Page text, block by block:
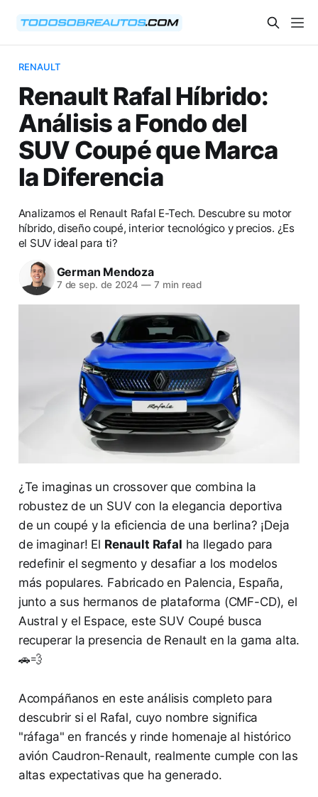
RENAULT
Renault Rafal Híbrido:
Análisis a Fondo del
SUV Coupé que Marca
la Diferencia
Analizamos el Renault Rafal E-Tech. Descubre su motor
híbrido, diseño coupé, interior tecnológico y precios. ¿Es
el SUV ideal para ti?
German Mendoza
7 de sep. de 2024 — 7 min read
¿Te imaginas un crossover que combina la
robustez de un SUV con la elegancia deportiva
de un coupé y la eficiencia de una berlina? ¡Deja
de imaginar! El Renault Rafal ha llegado para
redefinir el segmento y desafiar a los modelos
más populares. Fabricado en Palencia, España,
junto a sus hermanos de plataforma (CMF-CD), el
Austral y el Espace, este SUV Coupé busca
recuperar la presencia de Renault en la gama alta.
🚗💨
Acompáñanos en este análisis completo para
descubrir si el Rafal, cuyo nombre significa
"ráfaga" en francés y rinde homenaje al histórico
avión Caudron-Renault, realmente cumple con las
altas expectativas que ha generado.